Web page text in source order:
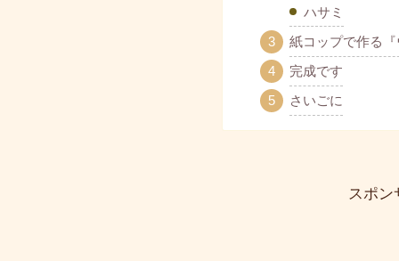
ハサミ
紙コップで作る
完成です
さいごに
スポン